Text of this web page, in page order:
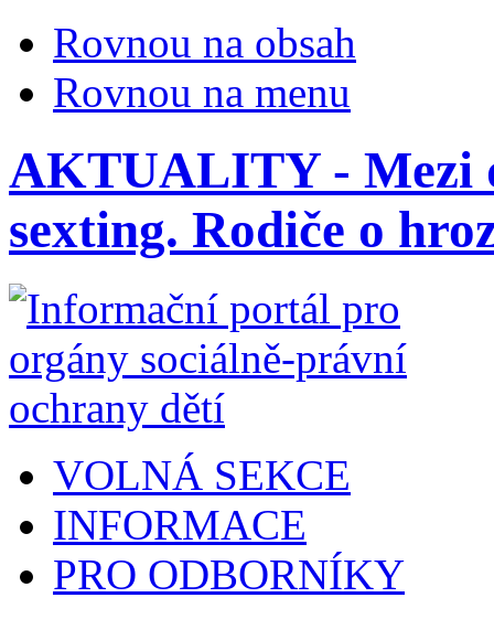
Rovnou na obsah
Rovnou na menu
AKTUALITY - Mezi
sexting. Rodiče o
VOLNÁ SEKCE
INFORMACE
PRO ODBORNÍKY